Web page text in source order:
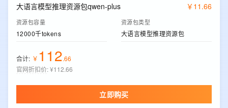
大语言模型推理资源包qwen-plus ￥ 11 .66
资源包容量
12000千tokens
资源包类型
大语言模型推理资源包
合计: ￥ 112.66
官网折扣价:¥112.66
立即购买